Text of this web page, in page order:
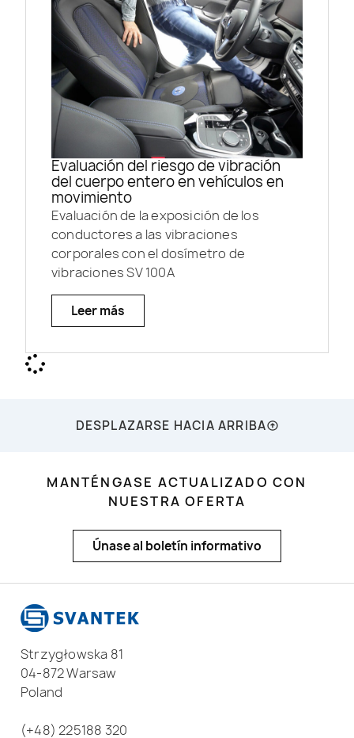
Evaluación del riesgo de vibración
del cuerpo entero en vehículos en
movimiento
Evaluación de la exposición de los
conductores a las vibraciones
corporales con el dosímetro de
vibraciones SV 100A
Leer más
DESPLAZARSE HACIA ARRIBA
MANTÉNGASE ACTUALIZADO CON
NUESTRA OFERTA
Únase al boletín informativo
Strzygłowska 81
04-872 Warsaw
Poland
(+48) 225188 320